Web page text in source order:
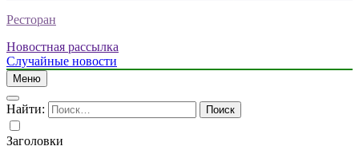
Ресторан
Новостная рассылка
Случайные новости
Меню
Найти:
Заголовки